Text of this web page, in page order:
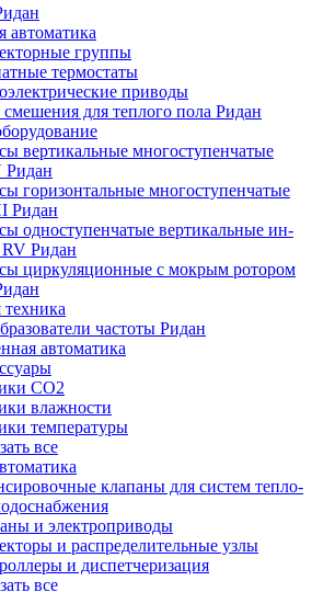
автоматика
группы
термостаты
приводы
для теплого пола Ридан
вертикальные многоступенчатые
Ридан
горизонтальные многоступенчатые
Ридан
одноступенчатые вертикальные ин-
Ридан
циркуляционные с мокрым ротором
частоты Ридан
автоматика
CO2
влажности
температуры
все
клапаны для систем тепло-
и электроприводы
и распределительные узлы
и диспетчеризация
все